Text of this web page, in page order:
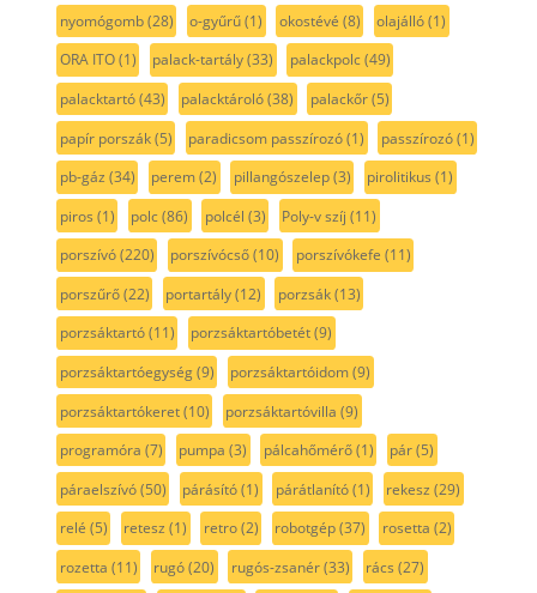
nyomógomb(28) o-gyűrű(1) okostévé (8) olajálló(1)
ORA ITO(1) palack-tartály(33) palackpolc(49)
palacktartó(43) palacktároló(38) palackőr(5)
papír porszák(5) paradicsom passzírozó(1) passzírozó(1)
pb-gáz (34) perem(2) pillangószelep(3) pirolitikus (1)
piros (1) polc(86) polcél (3) Poly-v szíj (11)
porszívó(220) porszívócső(10) porszívókefe (11)
porszűrő(22) portartály(12) porzsák(13)
porzsáktartó(11) porzsáktartóbetét(9)
porzsáktartóegység(9) porzsáktartóidom(9)
porzsáktartókeret(10) porzsáktartóvilla (9)
programóra (7) pumpa (3) pálcahőmérő(1) pár(5)
páraelszívó(50) párásító(1) párátlanító(1) rekesz (29)
relé (5) retesz (1) retro(2) robotgép(37) rosetta (2)
rozetta (11) rugó(20) rugós-zsanér(33) rács (27)